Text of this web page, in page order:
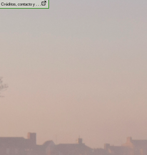
Créditos, contacto y . . .